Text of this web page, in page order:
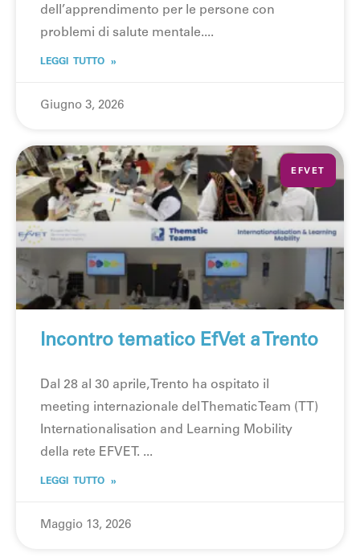
dell’apprendimento per le persone con
problemi di salute mentale.
LEGGI TUTTO »
Giugno 3, 2026
EFVET
Incontro tematico EfVet a Trento
Dal 28 al 30 aprile, Trento ha ospitato il
meeting internazionale del Thematic Team (TT)
Internationalisation and Learning Mobility
della rete EFVET.
LEGGI TUTTO »
Maggio 13, 2026